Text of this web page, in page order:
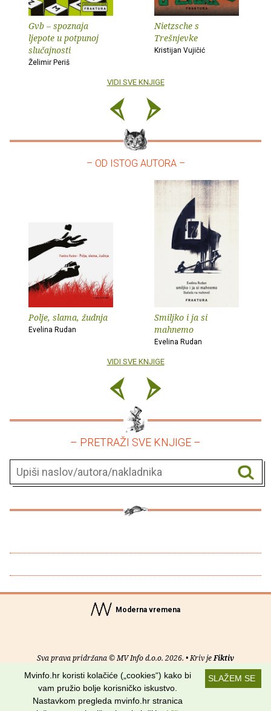
Gvb – spoznaja
ljepote u potpunoj
slučajnosti
Želimir Periš
Nietzsche s
Trešnjevke
Kristijan Vujičić
VIDI SVE KNJIGE
– OD ISTOG AUTORA –
Polje, slama, žudnja
Evelina Rudan
Smiljko i ja si
mahnemo
Evelina Rudan
VIDI SVE KNJIGE
– PRETRAŽI SVE KNJIGE –
Moderna vremena
Sva prava pridržana © MV Info d.o.o. 2026. • Kriv jeFiktiv
Uvjeti korištenja RSS kanali
Potraži nas na:
SLAŽEM SE
Mvinfo.hr koristi kolačiće („cookies“) kako bi
vam pružio bolje korisničko iskustvo.
Nastavkom pregleda mvinfo.hr stranica